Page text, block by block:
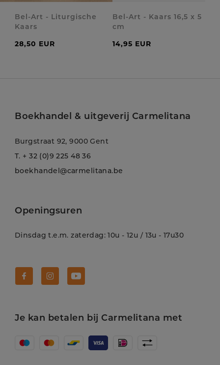
Bel-Art - Liturgische
Kaars
28,50 EUR
Bel-Art - Kaars 16,5 x 5
cm
14,95 EUR
Boekhandel & uitgeverij Carmelitana
Burgstraat 92, 9000 Gent
T. + 32 (0)9 225 48 36
boekhandel@carmelitana.be
Openingsuren
Dinsdag t.e.m. zaterdag: 10u - 12u / 13u - 17u30
Je kan betalen bij Carmelitana met